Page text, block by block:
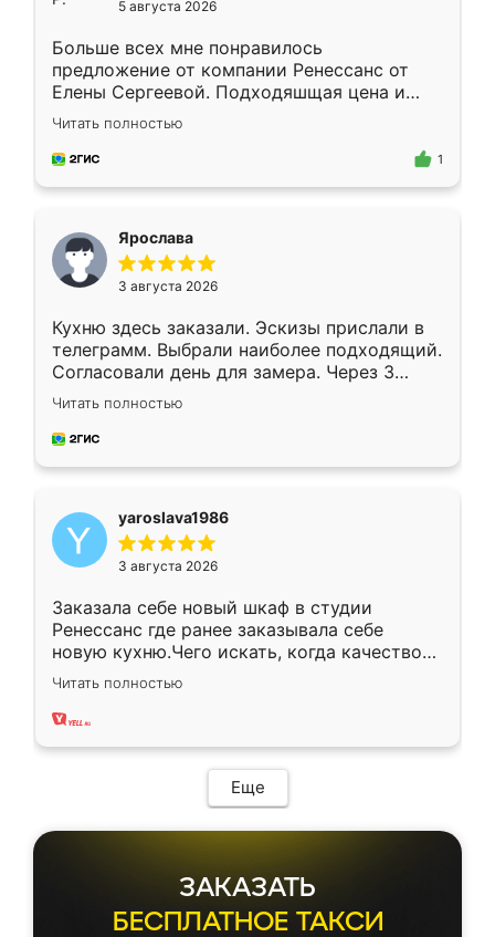
5 августа 2026
Больше всех мне понравилось
предложение от компании Ренессанс от
Елены Сергеевой. Подходяшщая цена и
короткие сроки изготовления. Приехавший
для замера сотрудник Владислав
предложил по моему эскизу самый
Читать полностью
1
Ярослава
3 августа 2026
Кухню здесь заказали. Эскизы прислали в
телеграмм. Выбрали наиболее подходящий.
Согласовали день для замера. Через 3
недели кухня была уже готова. Остались
довольны работой. Спасибо Ренессанс
мебель за качественную работу!
Читать полностью
yaroslava1986
3 августа 2026
Заказала себе новый шкаф в студии
Ренессанс где ранее заказывала себе
новую кухню.Чего искать, когда качеством
вполне довольна. Служит кухня уже почти
два года, нареканий нет.
Читать полностью
Еще
ЗАКАЗАТЬ
БЕСПЛАТНОЕ ТАКСИ